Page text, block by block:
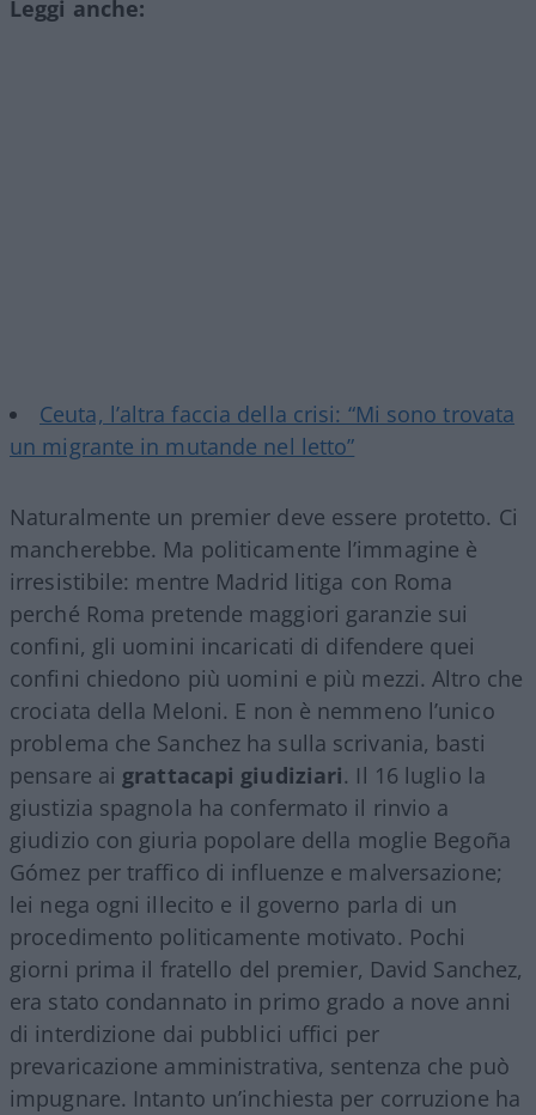
Leggi anche:
Ceuta, l’altra faccia della crisi: “Mi sono trovata
un migrante in mutande nel letto”
Naturalmente un premier deve essere protetto. Ci
mancherebbe. Ma politicamente l’immagine è
irresistibile: mentre Madrid litiga con Roma
perché Roma pretende maggiori garanzie sui
confini, gli uomini incaricati di difendere quei
confini chiedono più uomini e più mezzi. Altro che
crociata della Meloni. E non è nemmeno l’unico
problema che Sanchez ha sulla scrivania, basti
pensare ai grattacapi giudiziari. Il 16 luglio la
giustizia spagnola ha confermato il rinvio a
giudizio con giuria popolare della moglie Begoña
Gómez per traffico di influenze e malversazione;
lei nega ogni illecito e il governo parla di un
procedimento politicamente motivato. Pochi
giorni prima il fratello del premier, David Sanchez,
era stato condannato in primo grado a nove anni
di interdizione dai pubblici uffici per
prevaricazione amministrativa, sentenza che può
impugnare. Intanto un’inchiesta per corruzione ha